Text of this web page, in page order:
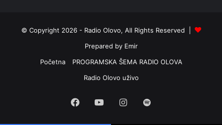
© Copyright 2026 - Radio Olovo, All Rights Reserved |
Prepared by Emir
Početna
PROGRAMSKA ŠEMA RADIO OLOVA
Radio Olovo uživo
Facebook
YouTubeInstagram
Spotify